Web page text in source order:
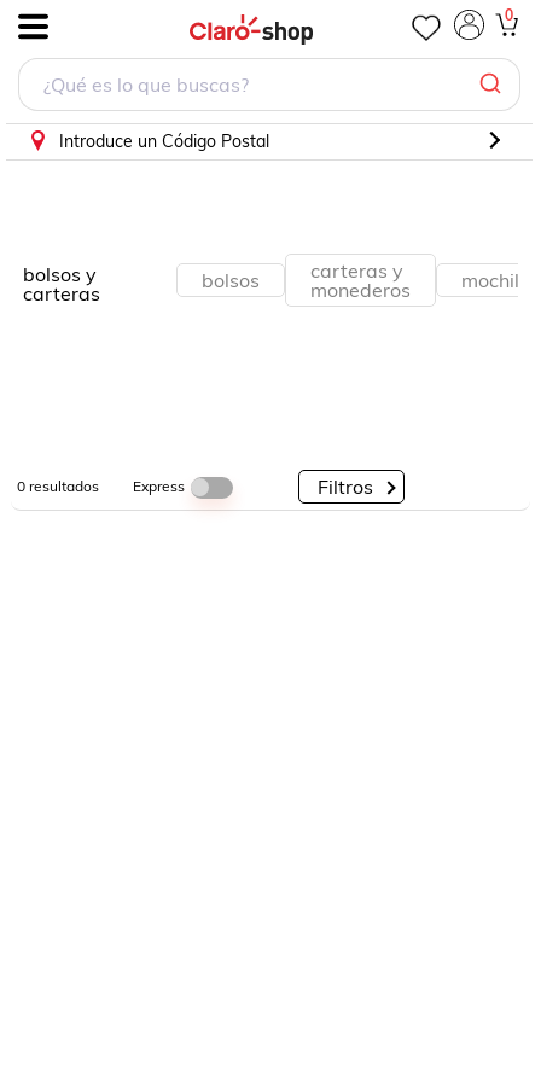
0
Introduce un Código Postal
bolsos y
carteras
bolsos
carteras y
monederos
mochilas
0resultados Express Filtros
PorCategorías
PorMarcas
PorDescuento